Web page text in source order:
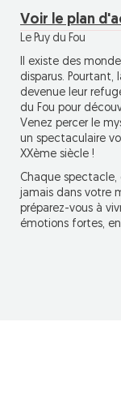
Voir le plan
Le Puy du Fou
Il existe des
disparus. Pourtant,
devenue leur
du Fou pour
Venez percer le
un spectaculaire
XXème siècle !
Chaque
jamais dans votre
préparez-vous à
émotions fortes,